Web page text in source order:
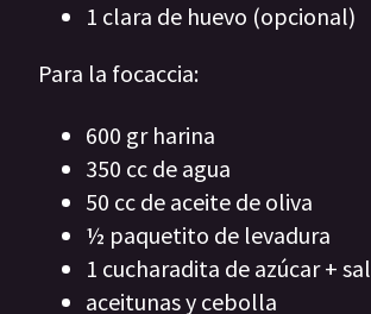
1 clara de huevo (opcional)
Para la focaccia:
600 gr harina
350 cc de agua
50 cc de aceite de oliva
½ paquetito de levadura
1 cucharadita de azúcar + sal
aceitunas y cebolla